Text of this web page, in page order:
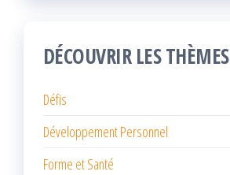
DÉCOUVRIR LES THÈMES
Défis
Développement Personnel
Forme et Santé